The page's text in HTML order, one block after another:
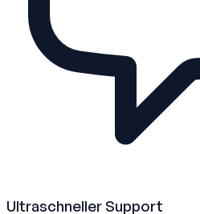
Ultraschneller Support